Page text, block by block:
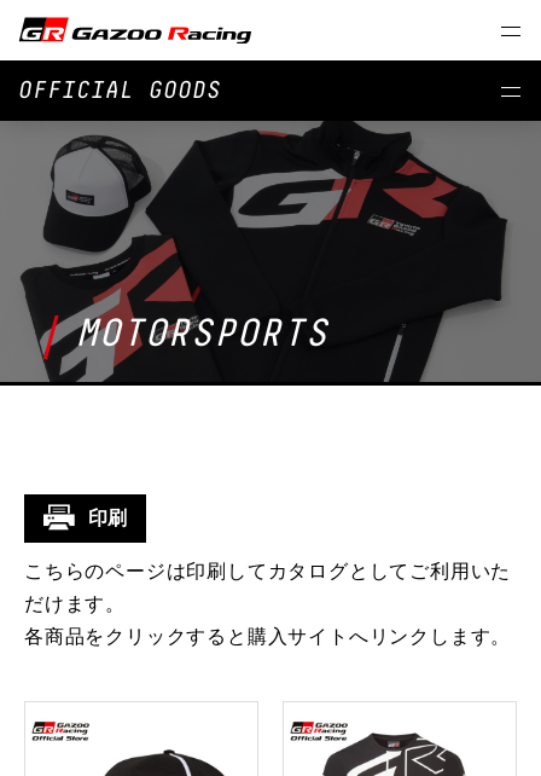
OFFICIAL GOODS
MOTORSPORTS
印刷
こちらのページは印刷してカタログとしてご利用いた
だけます。
各商品をクリックすると購入サイトへリンクします。